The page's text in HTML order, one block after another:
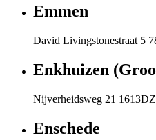
Emmen
David Livingstonestraat 5
Enkhuizen
Nijverheidsweg 21
Enschede